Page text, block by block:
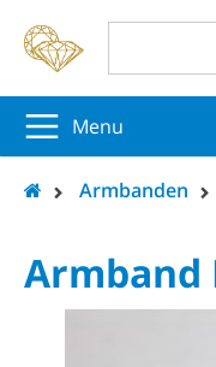
Menu
Armbanden
Armband